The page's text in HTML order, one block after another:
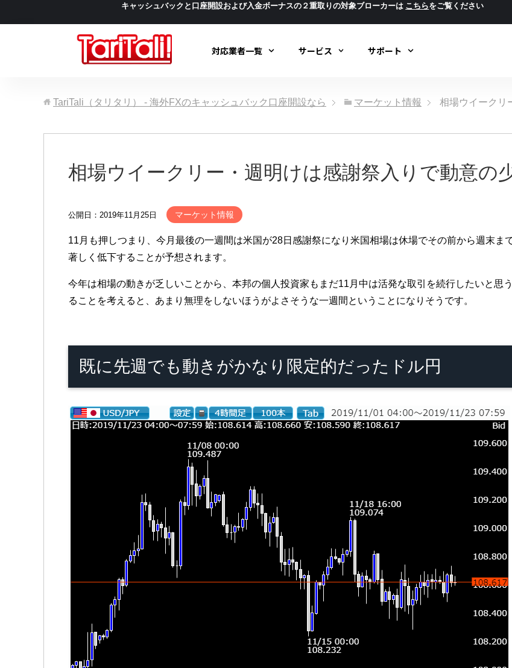
キャッシュバックと口座開設および入金ボーナスの２重取りの対象ブローカーは こちらをご覧ください
対応業者一覧 サービス サポート
TariTali（タリタリ） - 海外FXのキャッシュバック口座開設なら マーケット情報 相場ウイークリ
相場ウイークリー・週明けは感謝祭入りで動意の
公開日：2019年11月25日 マーケット情報
11月も押しつまり、今月最後の一週間は米国が28日感謝祭になり米国相場は休場でその前から週末ま
著しく低下することが予想されます。
今年は相場の動きが乏しいことから、本邦の個人投資家もまだ11月中は活発な取引を続行したいと思
ることを考えると、あまり無理をしないほうがよさそうな一週間ということになりそうです。
既に先週でも動きがかなり限定的だったドル円